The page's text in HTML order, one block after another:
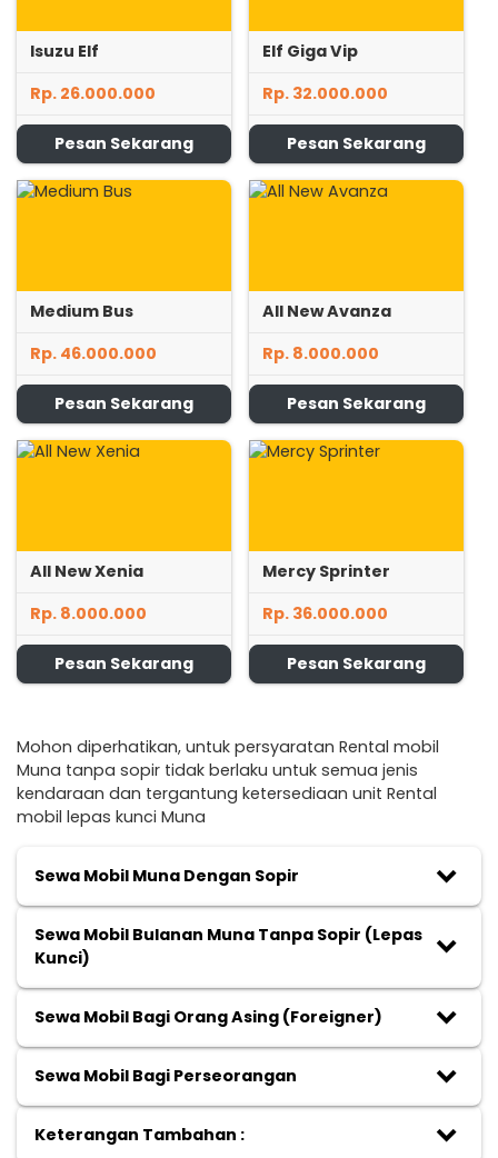
Isuzu Elf
Rp. 26.000.000
Pesan Sekarang
Elf Giga Vip
Rp. 32.000.000
Pesan Sekarang
Medium Bus
Rp. 46.000.000
Pesan Sekarang
All New Avanza
Rp. 8.000.000
Pesan Sekarang
All New Xenia
Rp. 8.000.000
Pesan Sekarang
Mercy Sprinter
Rp. 36.000.000
Pesan Sekarang
Mohon diperhatikan, untuk persyaratan Rental mobil
Muna tanpa sopir tidak berlaku untuk semua jenis
kendaraan dan tergantung ketersediaan unit Rental
mobil lepas kunci Muna
Sewa Mobil Muna Dengan Sopir keyboard_arrow_down
Sewa Mobil Bulanan Muna Tanpa Sopir (Lepas
Kunci)
keyboard_arrow_down
Sewa Mobil Bagi Orang Asing (Foreigner) keyboard_arrow_down
Sewa Mobil Bagi Perseorangan keyboard_arrow_down
Keterangan Tambahan : keyboard_arrow_down